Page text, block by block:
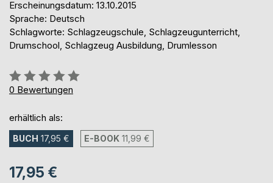
Erscheinungsdatum: 13.10.2015
Sprache: Deutsch
Schlagworte: Schlagzeugschule, Schlagzeugunterricht,
Drumschool, Schlagzeug Ausbildung, Drumlesson
Bewertung::
0%
0 Bewertungen
erhältlich als:
BUCH 17,95 € E-BOOK 11,99 €
17,95 €